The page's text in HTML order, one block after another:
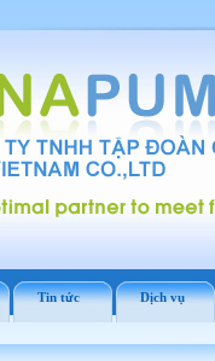
Tin tức Dịch vụ